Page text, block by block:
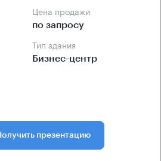
Цена продажи
по запросу
Тип здания
Бизнес-центр
Получить презентацию